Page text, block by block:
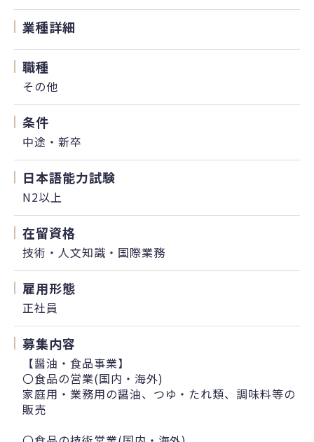
業種詳細
職種
その他
条件
中途・新卒
日本語能力試験
N2以上
在留資格
技術・人文知識・国際業務
雇用形態
正社員
募集内容
【醤油・食品事業】
〇食品の営業(国内・海外)
家庭用・業務用の醤油、つゆ・たれ類、調味料等の
販売